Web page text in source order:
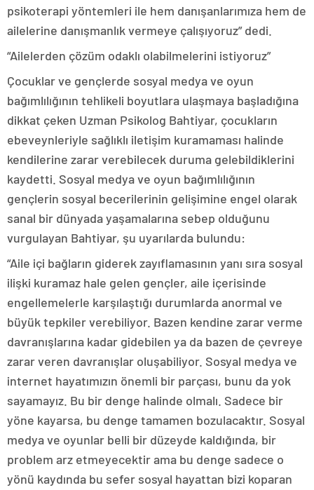
psikoterapi yöntemleri ile hem danışanlarımıza hem de
ailelerine danışmanlık vermeye çalışıyoruz” dedi.
“Ailelerden çözüm odaklı olabilmelerini istiyoruz”
Çocuklar ve gençlerde sosyal medya ve oyun
bağımlılığının tehlikeli boyutlara ulaşmaya başladığına
dikkat çeken Uzman Psikolog Bahtiyar, çocukların
ebeveynleriyle sağlıklı iletişim kuramaması halinde
kendilerine zarar verebilecek duruma gelebildiklerini
kaydetti. Sosyal medya ve oyun bağımlılığının
gençlerin sosyal becerilerinin gelişimine engel olarak
sanal bir dünyada yaşamalarına sebep olduğunu
vurgulayan Bahtiyar, şu uyarılarda bulundu:
“Aile içi bağların giderek zayıflamasının yanı sıra sosyal
ilişki kuramaz hale gelen gençler, aile içerisinde
engellemelerle karşılaştığı durumlarda anormal ve
büyük tepkiler verebiliyor. Bazen kendine zarar verme
davranışlarına kadar gidebilen ya da bazen de çevreye
zarar veren davranışlar oluşabiliyor. Sosyal medya ve
internet hayatımızın önemli bir parçası, bunu da yok
sayamayız. Bu bir denge halinde olmalı. Sadece bir
yöne kayarsa, bu denge tamamen bozulacaktır. Sosyal
medya ve oyunlar belli bir düzeyde kaldığında, bir
problem arz etmeyecektir ama bu denge sadece o
yönü kaydında bu sefer sosyal hayattan bizi koparan